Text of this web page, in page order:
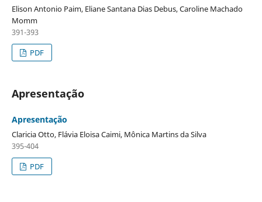
Elison Antonio Paim, Eliane Santana Dias Debus, Caroline Machado
Momm
391-393
PDF
Apresentação
Apresentação
Claricia Otto, Flávia Eloisa Caimi, Mônica Martins da Silva
395-404
PDF